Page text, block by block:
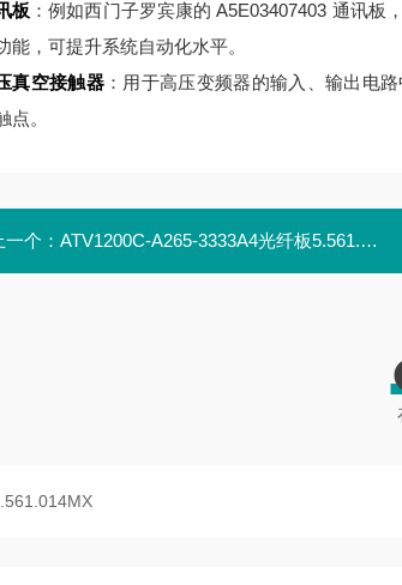
板 ：例如西门子罗宾康的 A5E03407403 通讯
能，可提升系统自动化水平。
真空接触器：用于高压变频器的输入、输出电
点。
一个： ATV1200C-A265-3333A4光纤板5.561.011MX